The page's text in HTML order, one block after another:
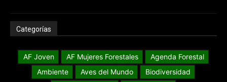
Contacto:redaccion@argentinaforestal.com
Cel: (+54)9 376 15 4 131636
Categorías